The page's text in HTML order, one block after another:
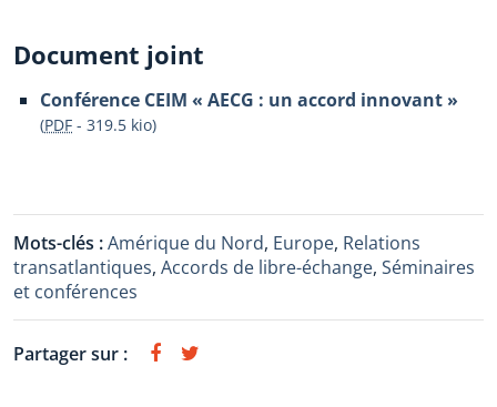
Document joint
Conférence CEIM « AECG : un accord innovant »
(PDF - 319.5 kio)
Mots-clés :Amérique du Nord, Europe, Relations
transatlantiques, Accords de libre-échange, Séminaires
et conférences
Partager sur :